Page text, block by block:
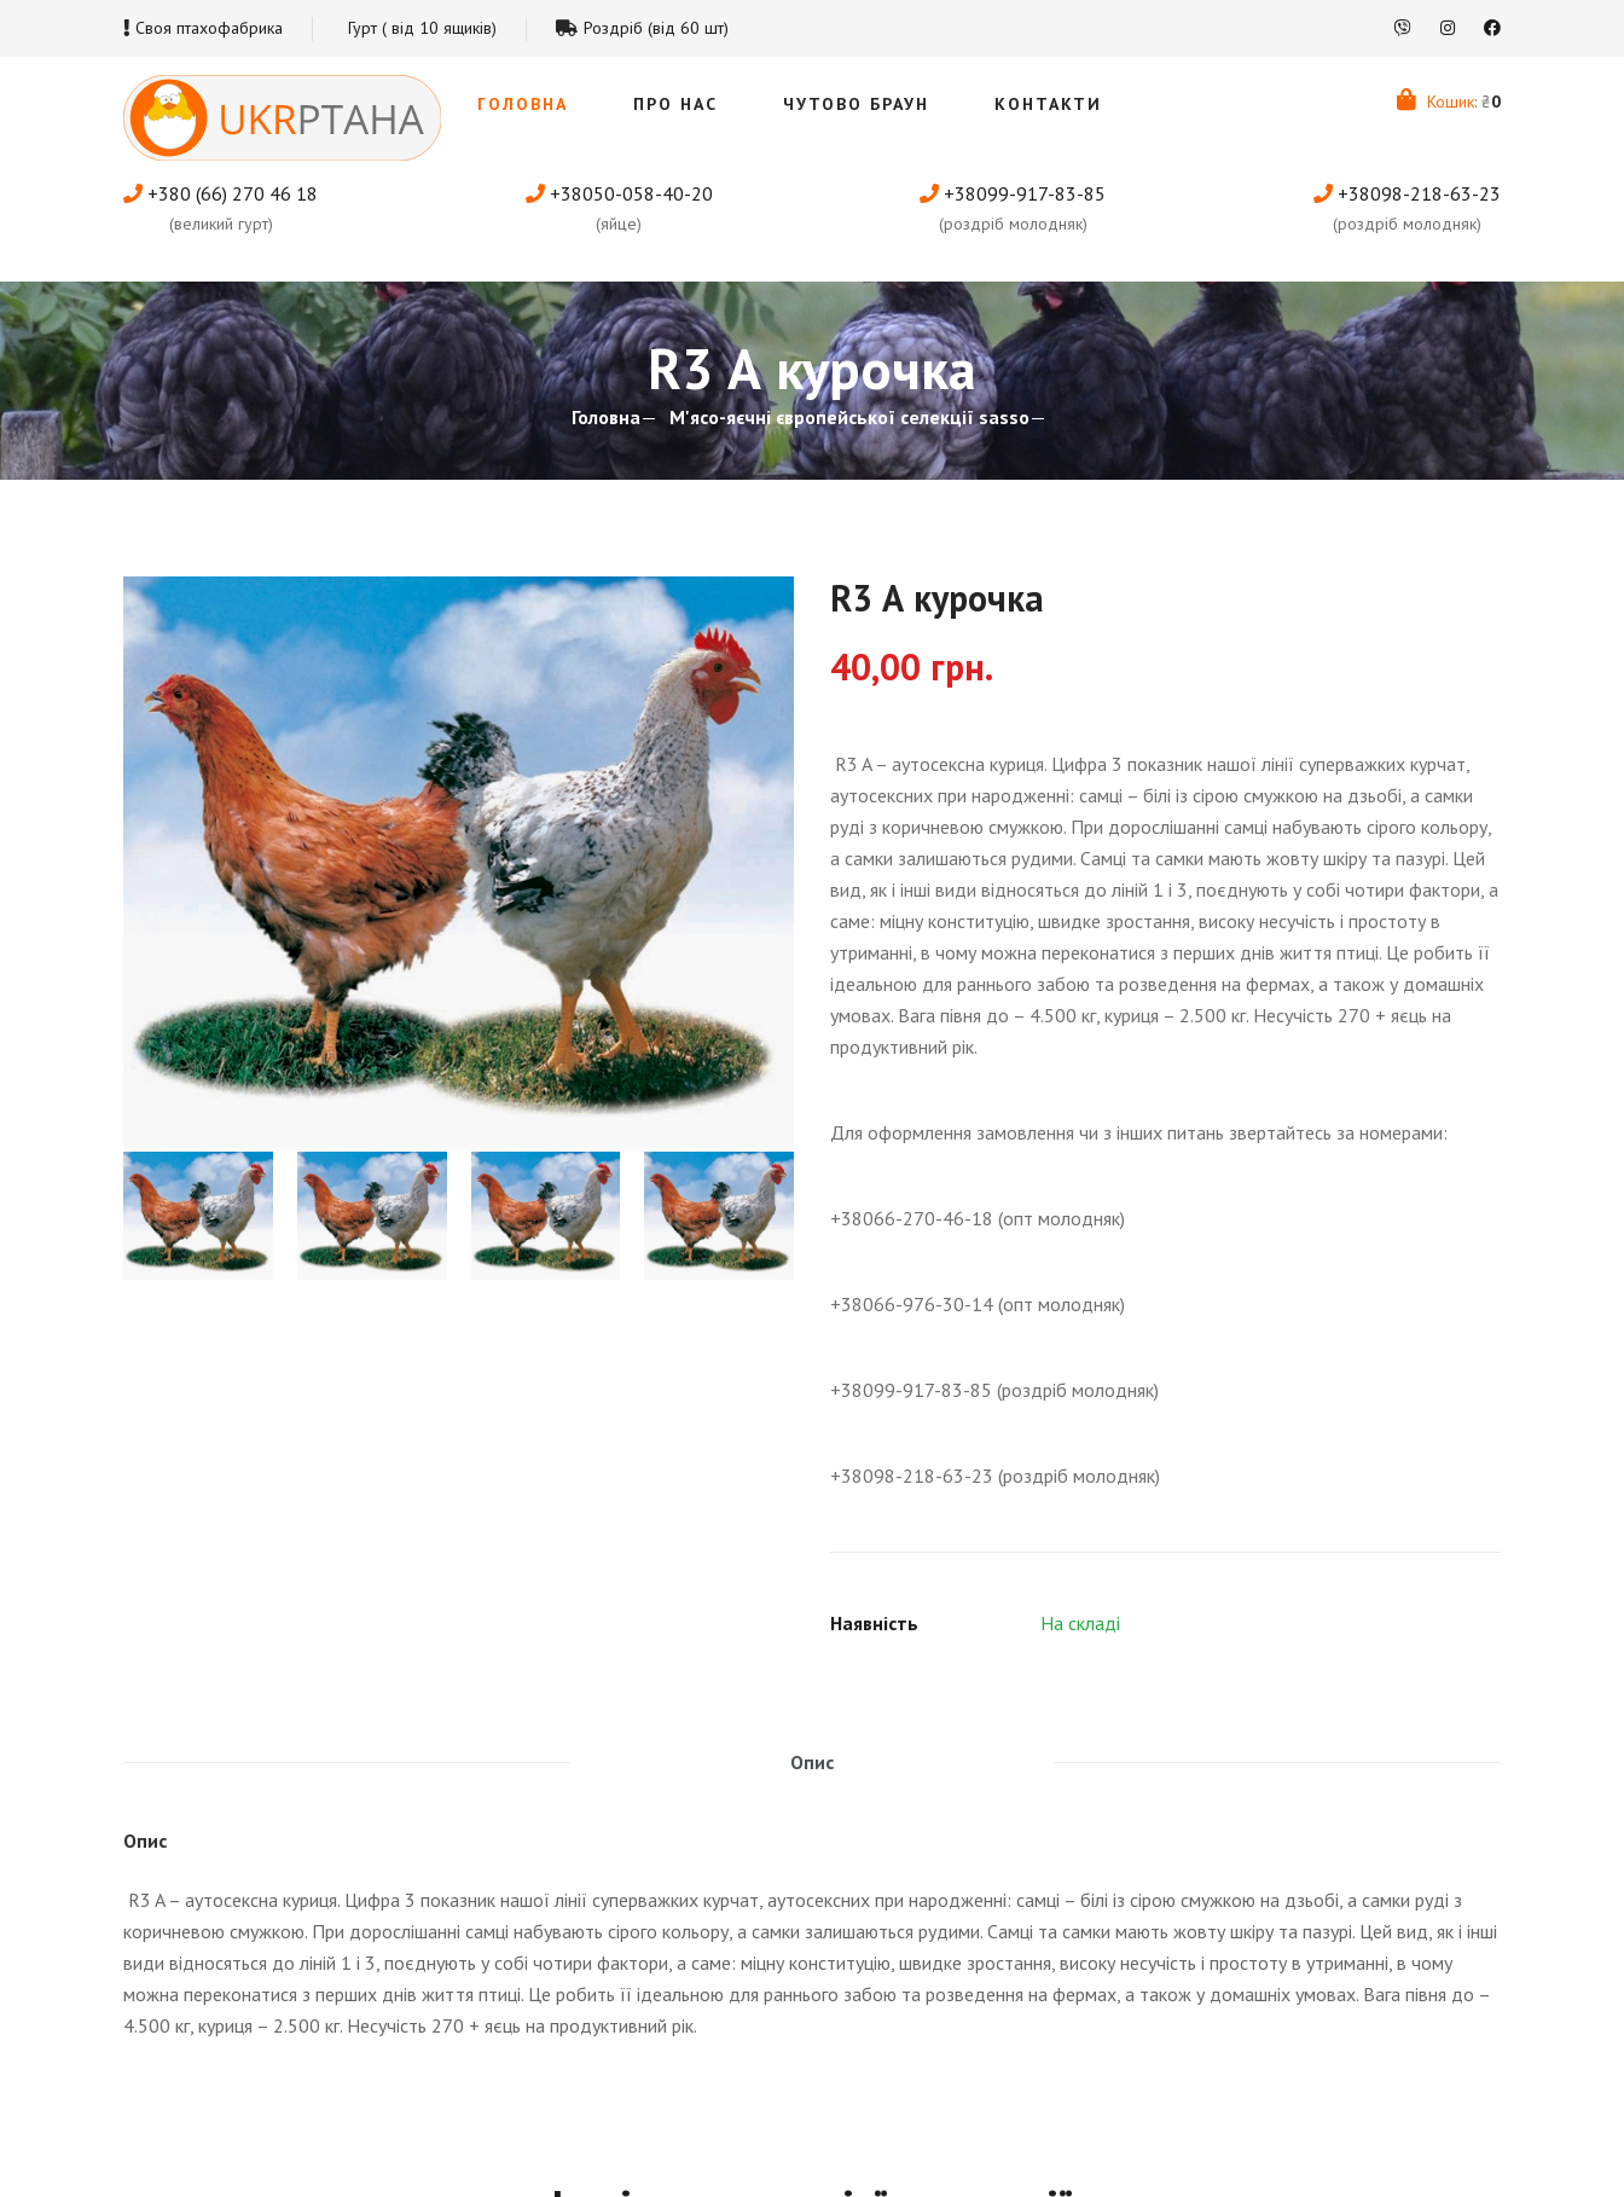
Своя птахофабрика Гурт ( від 10 ящиків) Роздріб (від 60 шт)
ГОЛОВНА ПРО НАС ЧУТОВО БРАУН КОНТАКТИ Кошик: ₴0
+380 (66) 270 46 18
(великий гурт)
+38050-058-40-20
(яйце)
+38099-917-83-85
(роздріб молодняк)
+38098-218-63-23
(роздріб молодняк)
R3 А курочка
Головна М'ясо-яєчні європейської селекції sasso
R3 А курочка
40,00 грн.
R3 A – аутосексна куриця. Цифра 3 показник нашої лінії суперважких курчат,
аутосексних при народженні: самці – білі із сірою смужкою на дзьобі, а самки
руді з коричневою смужкою. При дорослішанні самці набувають сірого кольору,
а самки залишаються рудими. Самці та самки мають жовту шкіру та пазурі. Цей
вид, як і інші види відносяться до ліній 1 і 3, поєднують у собі чотири фактори, а
саме: міцну конституцію, швидке зростання, високу несучість і простоту в
утриманні, в чому можна переконатися з перших днів життя птиці. Це робить її
ідеальною для раннього забою та розведення на фермах, а також у домашніх
умовах. Вага півня до – 4.500 кг, куриця – 2.500 кг. Несучість 270 + яєць на
продуктивний рік.
Для оформлення замовлення чи з інших питань звертайтесь за номерами:
+38066-270-46-18 (опт молодняк)
+38066-976-30-14 (опт молодняк)
+38099-917-83-85 (роздріб молодняк)
+38098-218-63-23 (роздріб молодняк)
Наявність На складі
Опис
Опис
R3 A – аутосексна куриця. Цифра 3 показник нашої лінії суперважких курчат, аутосексних при народженні: самці – білі із сірою смужкою на дзьобі, а самки руді з
коричневою смужкою. При дорослішанні самці набувають сірого кольору, а самки залишаються рудими. Самці та самки мають жовту шкіру та пазурі. Цей вид, як і інші
види відносяться до ліній 1 і 3, поєднують у собі чотири фактори, а саме: міцну конституцію, швидке зростання, високу несучість і простоту в утриманні, в чому
можна переконатися з перших днів життя птиці. Це робить її ідеальною для раннього забою та розведення на фермах, а також у домашніх умовах. Вага півня до –
4.500 кг, куриця – 2.500 кг. Несучість 270 + яєць на продуктивний рік.